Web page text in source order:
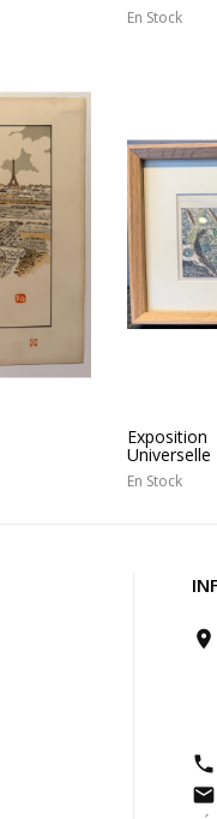
En Stock
Exposition
Universelle
En Stock


